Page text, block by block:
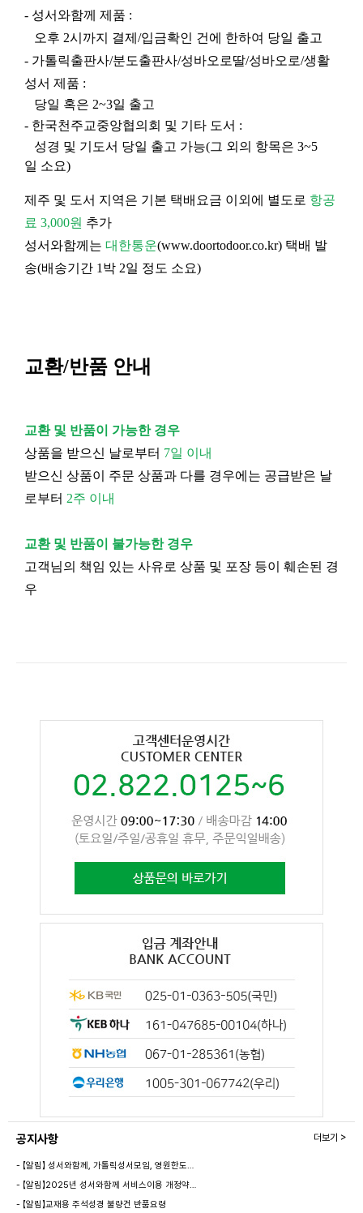
- 성서와함께 제품 :
오후 2시까지 결제/입금확인 건에 한하여 당일 출고
- 가톨릭출판사/분도출판사/성바오로딸/성바오로/생활
성서 제품 :
당일 혹은 2~3일 출고
- 한국천주교중앙협의회 및 기타 도서 :
성경 및 기도서 당일 출고 가능(그 외의 항목은 3~5
일 소요)
제주 및 도서 지역은 기본 택배요금 이외에 별도로 항공
료 3,000원 추가
성서와함께는 대한통운(www.doortodoor.co.kr) 택배 발
송(배송기간 1박 2일 정도 소요)
교환/반품 안내
교환 및 반품이 가능한 경우
상품을 받으신 날로부터 7일 이내
받으신 상품이 주문 상품과 다를 경우에는 공급받은 날
로부터 2주 이내
교환 및 반품이 불가능한 경우
고객님의 책임 있는 사유로 상품 및 포장 등이 훼손된 경
우
공지사항
- 【알림】 성서와함께, 가톨릭성서모임, 영원한도…
- 【알림】2025년 성서와함께 서비스이용 개정약…
- 【알림】교재용 주석성경 불량건 반품요령
더보기 >